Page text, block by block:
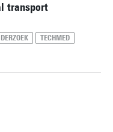
transport
TECHMED